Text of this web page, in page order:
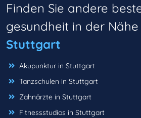
Finden Sie andere
gesundheit in der
Stuttgart
Akupunktur in Stuttgart
Tanzschulen in Stuttgart
Zahnärzte in Stuttgart
Fitnessstudios in Stuttgart